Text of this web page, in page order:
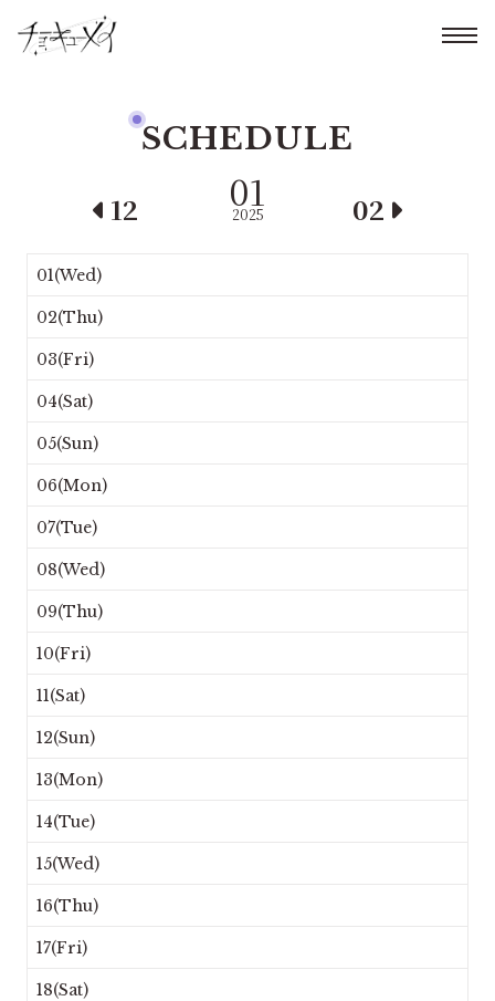
SCHEDULE
01
2025
12 02
01(Wed)
02(Thu)
03(Fri)
04(Sat)
05(Sun)
06(Mon)
07(Tue)
08(Wed)
09(Thu)
10(Fri)
11(Sat)
12(Sun)
13(Mon)
14(Tue)
15(Wed)
16(Thu)
17(Fri)
18(Sat)